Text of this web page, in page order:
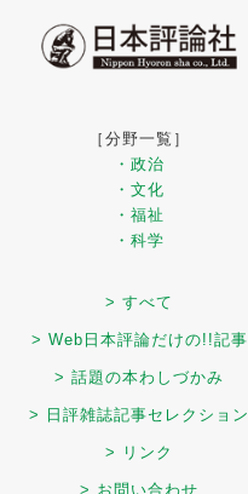
［分野一覧］
・政治
・文化
・福祉
・科学
> すべて
> Web日本評論だけの!!記事
> 話題の本わしづかみ
> 日評雑誌記事セレクション
> リンク
> お問い合わせ